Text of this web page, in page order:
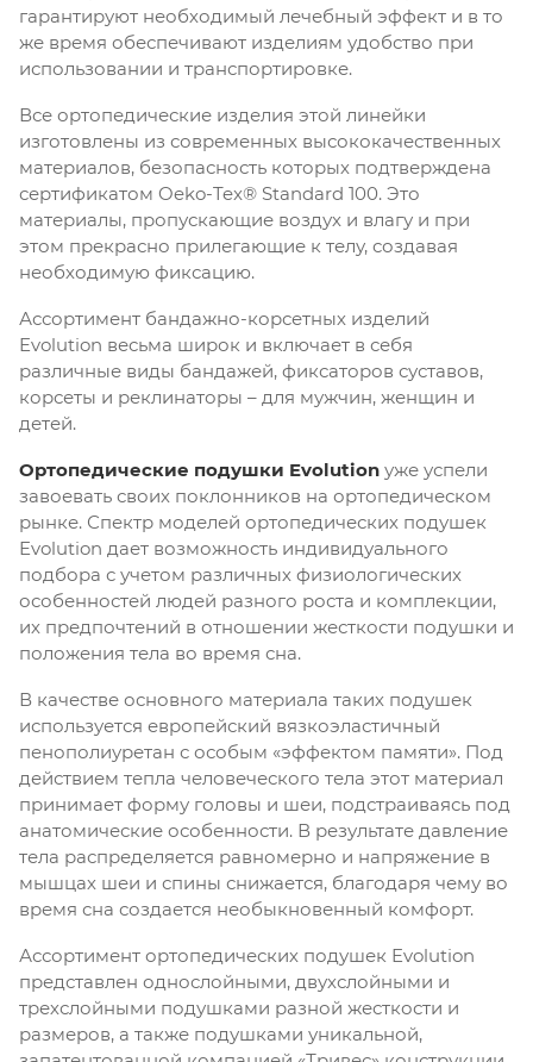
гарантируют необходимый лечебный эффект и в то
же время обеспечивают изделиям удобство при
использовании и транспортировке.
Все ортопедические изделия этой линейки
изготовлены из современных высококачественных
материалов, безопасность которых подтверждена
сертификатом Oeko-Tex® Standard 100. Это
материалы, пропускающие воздух и влагу и при
этом прекрасно прилегающие к телу, создавая
необходимую фиксацию.
Ассортимент бандажно-корсетных изделий
Evolution весьма широк и включает в себя
различные виды бандажей, фиксаторов суставов,
корсеты и реклинаторы – для мужчин, женщин и
детей.
Ортопедические подушки Evolution уже успели
завоевать своих поклонников на ортопедическом
рынке. Спектр моделей ортопедических подушек
Evolution дает возможность индивидуального
подбора с учетом различных физиологических
особенностей людей разного роста и комплекции,
их предпочтений в отношении жесткости подушки и
положения тела во время сна.
В качестве основного материала таких подушек
используется европейский вязкоэластичный
пенополиуретан с особым «эффектом памяти». Под
действием тепла человеческого тела этот материал
принимает форму головы и шеи, подстраиваясь под
анатомические особенности. В результате давление
тела распределяется равномерно и напряжение в
мышцах шеи и спины снижается, благодаря чему во
время сна создается необыкновенный комфорт.
Ассортимент ортопедических подушек Evolution
представлен однослойными, двухслойными и
трехслойными подушками разной жесткости и
размеров, а также подушками уникальной,